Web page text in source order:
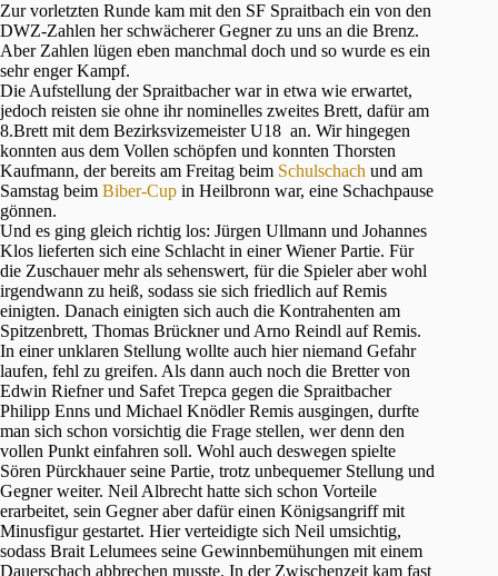
Zur vorletzten Runde kam mit den SF Spraitbach ein von den
DWZ-Zahlen her schwächerer Gegner zu uns an die Brenz.
Aber Zahlen lügen eben manchmal doch und so wurde es ein
sehr enger Kampf.
Die Aufstellung der Spraitbacher war in etwa wie erwartet,
jedoch reisten sie ohne ihr nominelles zweites Brett, dafür am
8.Brett mit dem Bezirksvizemeister U18 an. Wir hingegen
konnten aus dem Vollen schöpfen und konnten Thorsten
Kaufmann, der bereits am Freitag beim Schulschach und am
Samstag beim Biber-Cup in Heilbronn war, eine Schachpause
gönnen.
Und es ging gleich richtig los: Jürgen Ullmann und Johannes
Klos lieferten sich eine Schlacht in einer Wiener Partie. Für
die Zuschauer mehr als sehenswert, für die Spieler aber wohl
irgendwann zu heiß, sodass sie sich friedlich auf Remis
einigten. Danach einigten sich auch die Kontrahenten am
Spitzenbrett, Thomas Brückner und Arno Reindl auf Remis.
In einer unklaren Stellung wollte auch hier niemand Gefahr
laufen, fehl zu greifen. Als dann auch noch die Bretter von
Edwin Riefner und Safet Trepca gegen die Spraitbacher
Philipp Enns und Michael Knödler Remis ausgingen, durfte
man sich schon vorsichtig die Frage stellen, wer denn den
vollen Punkt einfahren soll. Wohl auch deswegen spielte
Sören Pürckhauer seine Partie, trotz unbequemer Stellung und
Gegner weiter. Neil Albrecht hatte sich schon Vorteile
erarbeitet, sein Gegner aber dafür einen Königsangriff mit
Minusfigur gestartet. Hier verteidigte sich Neil umsichtig,
sodass Brait Lelumees seine Gewinnbemühungen mit einem
Dauerschach abbrechen musste. In der Zwischenzeit kam fast